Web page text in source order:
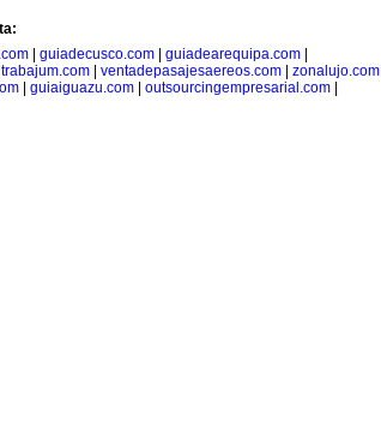
| guiadecusco.com| guiadearequipa.com|
trabajum.com| ventadepasajesaereos.com| zonalujo.com
guiaiguazu.com outsourcingempresarial.com